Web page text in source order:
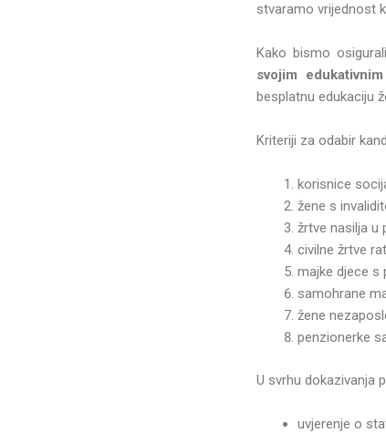
stvaramo vrijednost
Kako bismo
svojim
besplatnu edukaciju
Kriteriji za odabir
korisnice
žene s
žrtve nasilja u
civilne žrtve
majke djece s
samohrane
žene
penzionerke
U svrhu dokazivanja
uvjerenje o